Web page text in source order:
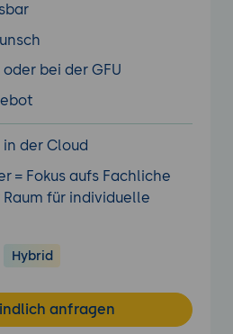
oder bei der GFU
der Cloud
= Fokus aufs Fachliche
für individuelle
Hybrid
anfragen